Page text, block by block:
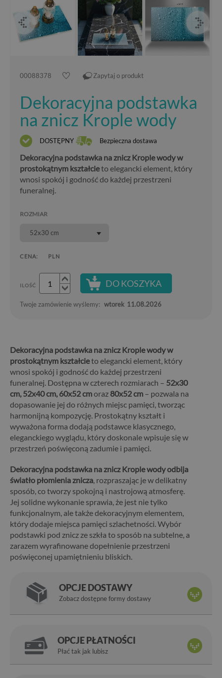
00088378 Zapytaj o produkt
Dekoracyjna podstawka
na znicz Krople wody
DOSTĘPNY Bezpieczna dostawa
Dekoracyjna podstawka na znicz Krople wody w
prostokątnym kształcieto elegancki element, który
wnosi spokój i godność do każdej przestrzeni
funeralnej.
ROZMIAR
52x30 cm
CENA: PLN
ILOŚĆ DO KOSZYKA
Twoje zamówienie wyślemy: wtorek 11.08.2026
Dekoracyjna podstawka na znicz Krople wody w
prostokątnym kształcieto elegancki element, który
wnosi spokój i godność do każdej przestrzeni
funeralnej. Dostępna w czterech rozmiarach – 52x30
cm, 52x40 cm, 60x52 cmoraz 80x52 cm – pozwala na
dopasowanie jej do różnych miejsc pamięci, tworząc
harmonijną kompozycję. Prostokątny kształt i
wyważona forma dodają podstawce klasycznego,
eleganckiego wyglądu, który doskonale wpisuje się w
przestrzeń poświęconą zadumie i pamięci.
Dekoracyjna podstawka na znicz Krople wody odbija
światło płomienia znicza, rozpraszając je w delikatny
sposób, co tworzy spokojną i nastrojową atmosferę.
Jej solidne wykonanie sprawia, że jest nie tylko
funkcjonalnym, ale także dekoracyjnym elementem,
który dodaje miejsca pamięci szlachetności. Wybór
podstawki pod znicz ze szkła to sposób na subtelne, a
zarazem wyrafinowane dopełnienie przestrzeni
poświęconej upamiętnieniu bliskich.
OPCJE DOSTAWY
Zobacz dostępne formy dostawy
OPCJE PŁATNOŚCI
Płać tak jak lubisz